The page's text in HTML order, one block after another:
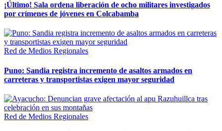
¡Último! Sala ordena liberación de ocho militares investigados
por crímenes de jóvenes en Colcabamba
Red de Medios Regionales
Puno: Sandia registra incremento de asaltos armados en
carreteras y transportistas exigen mayor seguridad
Red de Medios Regionales